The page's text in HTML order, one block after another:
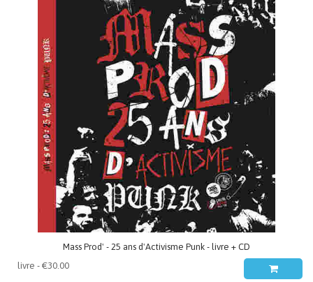
Mass Prod' - 25 ans d'Activisme Punk - livre + CD